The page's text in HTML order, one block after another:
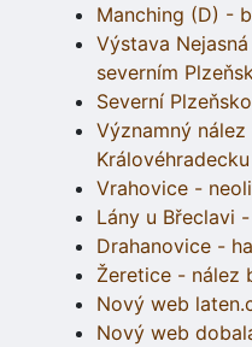
Manching (D) -
Výstava
severním
Severní
Významný
Královéhradecku
Vrahovice -
Lány u Břeclavi
Drahanovice -
Žeretice - nález
Nový web
Nový web